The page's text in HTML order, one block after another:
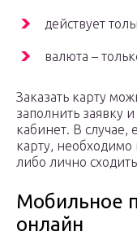
действует
валюта –
Заказать карту
заполнить заявку
кабинет. В случае,
карту,
либо лично
Мобильное
онлайн